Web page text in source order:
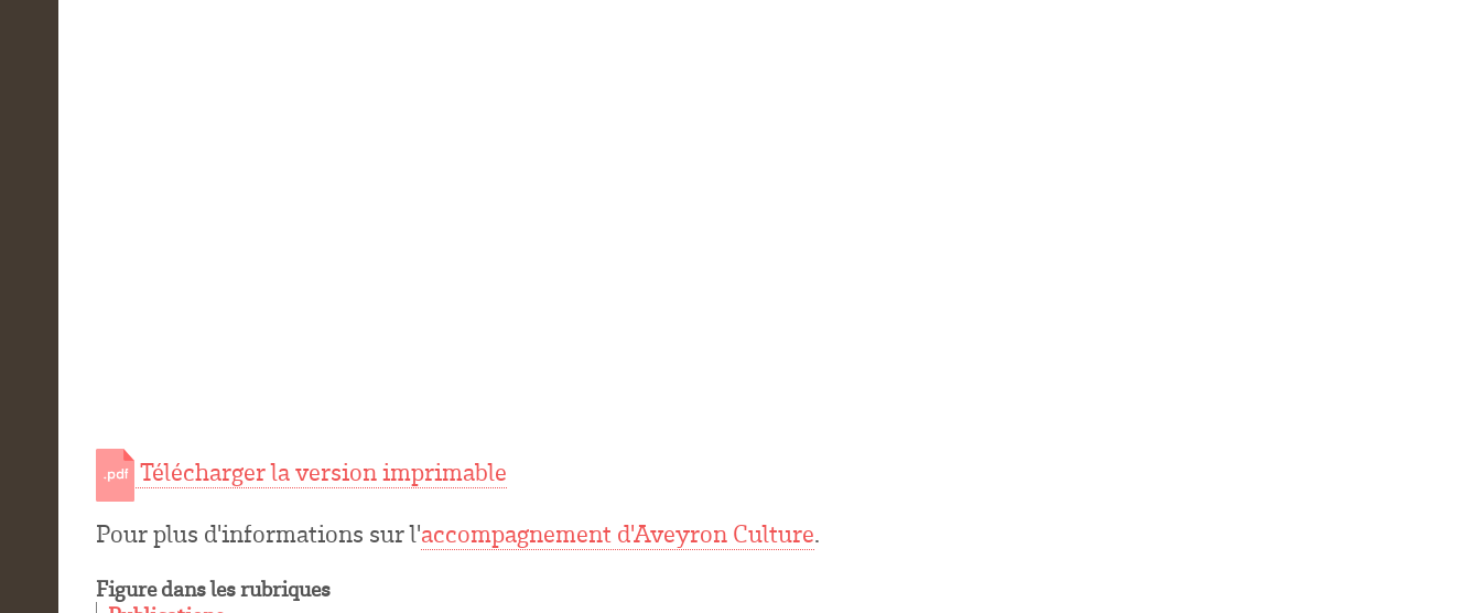
Télécharger la version imprimable
Pour plus d'informations sur l'accompagnement d'Aveyron Culture.
Figure dans les rubriques